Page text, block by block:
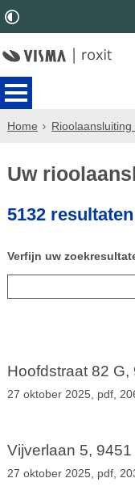
Home Rioolaansluiting
Uw
5132 resultaten
Verfijn uw
Hoofdstraat 82
27 oktober 2025, pdf,
Vijverlaan 5,
27 oktober 2025, pdf,